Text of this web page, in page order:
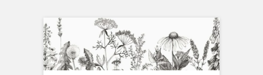
Skip
to
content